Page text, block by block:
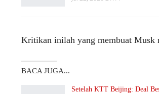
Kritikan inilah yang membuat Musk
BACA JUGA...
Setelah KTT Beijing: Deal